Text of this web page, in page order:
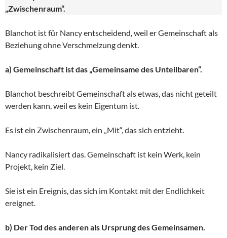
„Zwischenraum“.
Blanchot ist für Nancy entscheidend, weil er Gemeinschaft als
Beziehung ohne Verschmelzung denkt.
a) Gemeinschaft ist das „Gemeinsame des Unteilbaren“.
Blanchot beschreibt Gemeinschaft als etwas, das nicht geteilt
werden kann, weil es kein Eigentum ist.
Es ist ein Zwischenraum, ein „Mit“, das sich entzieht.
Nancy radikalisiert das. Gemeinschaft ist kein Werk, kein
Projekt, kein Ziel.
Sie ist ein Ereignis, das sich im Kontakt mit der Endlichkeit
ereignet.
b) Der Tod des anderen als Ursprung des Gemeinsamen.